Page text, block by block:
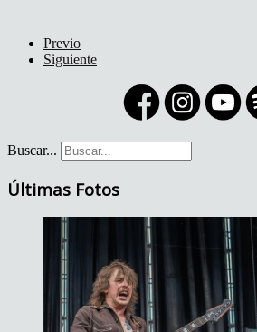
Previo
Siguiente
Buscar...
Últimas Fotos